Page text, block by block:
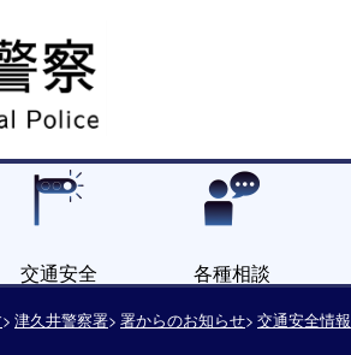
交通安全 各種相談
津久井警察署 署からのお知らせ 交通安全情報